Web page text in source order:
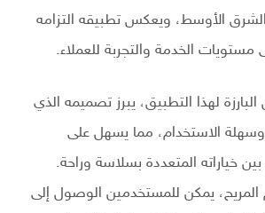
الأوسط، ويعكس تطبيقه التزامه
مستويات الخدمة والتجربة للعملاء.
لهذا التطبيق، يبرز تصميمه الذي
الاستخدام، مما يسهل على
خياراته المتعددة بسلاسة وراحة.
يمكن للمستخدمين الوصول إلى